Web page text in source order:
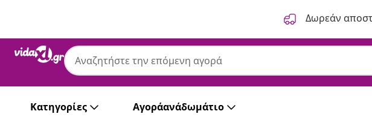
Δωρεάν
Κατηγορίες Αγοράανάδωμάτιο